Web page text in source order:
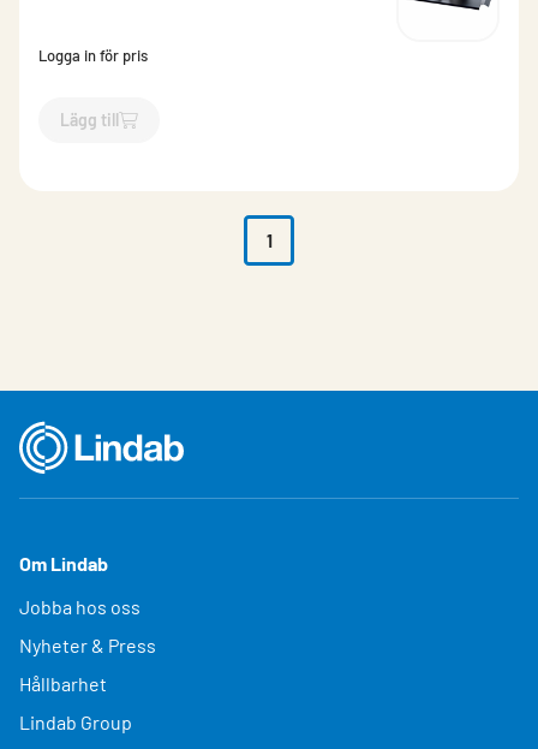
Logga in för pris
Lägg till
`$Lägg till
1
Om Lindab
Jobba hos oss
Nyheter & Press
Hållbarhet
Lindab Group